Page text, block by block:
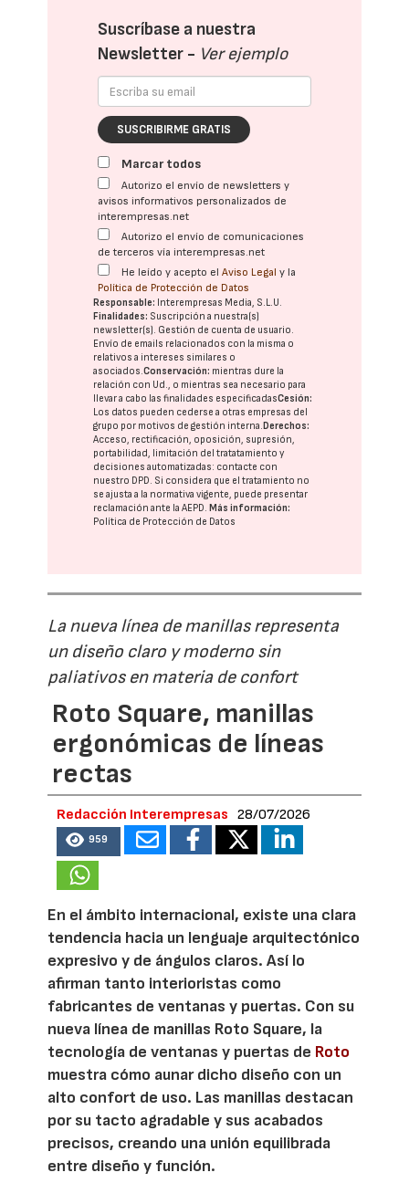
Suscríbase a nuestra
Newsletter - Ver ejemplo
SUSCRIBIRME GRATIS
Marcar todos
Autorizo el envío de newsletters y
avisos informativos personalizados de
interempresas.net
Autorizo el envío de comunicaciones
de terceros vía interempresas.net
He leído y acepto elAviso Legal y la
Política de Protección de Datos
Responsable: Interempresas Media, S.L.U.
Finalidades: Suscripción a nuestra(s)
newsletter(s). Gestión de cuenta de usuario.
Envío de emails relacionados con la misma o
relativos a intereses similares o
asociados.Conservación: mientras dure la
relación con Ud., o mientras sea necesario para
llevar a cabo las finalidades especificadasCesión:
Los datos pueden cederse a otras empresas del
grupo por motivos de gestión interna. Derechos:
Acceso, rectificación, oposición, supresión,
portabilidad, limitación del tratatamiento y
decisiones automatizadas: contacte con
nuestro DPD. Si considera que el tratamiento no
se ajusta a la normativa vigente, puede presentar
reclamación ante laAEPD. Más información:
Política de Protección de Datos
La nueva línea de manillas representa
un diseño claro y moderno sin
paliativos en materia de confort
Roto Square, manillas
ergonómicas de líneas
rectas
Redacción Interempresas 28/07/2026
959
En el ámbito internacional, existe una clara
tendencia hacia un lenguaje arquitectónico
expresivo y de ángulos claros. Así lo
afirman tanto interioristas como
fabricantes de ventanas y puertas. Con su
nueva línea de manillas Roto Square, la
tecnología de ventanas y puertas de Roto
muestra cómo aunar dicho diseño con un
alto confort de uso. Las manillas destacan
por su tacto agradable y sus acabados
precisos, creando una unión equilibrada
entre diseño y función.